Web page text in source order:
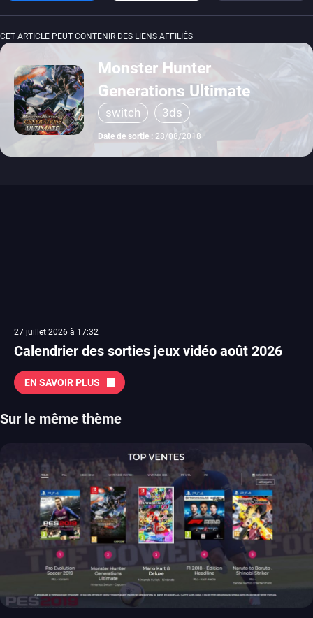
CET ARTICLE PEUT CONTENIR DES LIENS AFFILIÉS
Monster Hunter
Generations Ultimate
switch 3ds
Date de sortie : 28/08/2018
27 juillet 2026 à 17:32
Calendrier des sorties jeux vidéo août 2026
EN SAVOIR PLUS
Sur le même thème